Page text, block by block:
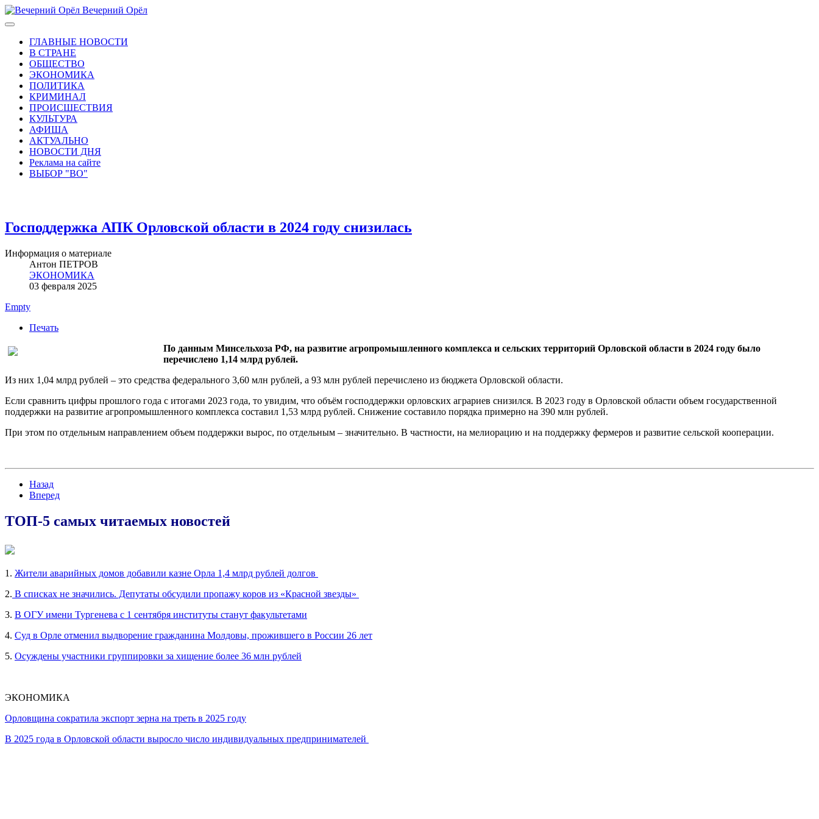
Вечерний Орёл
ГЛАВНЫЕ НОВОСТИ
В СТРАНЕ
ОБЩЕСТВО
ЭКОНОМИКА
ПОЛИТИКА
КРИМИНАЛ
ПРОИСШЕСТВИЯ
КУЛЬТУРА
АФИША
АКТУАЛЬНО
НОВОСТИ ДНЯ
Реклама на сайте
ВЫБОР "ВО"
Господдержка АПК Орловской области в 2024 году снизилась
Информация о материале
Антон ПЕТРОВ
ЭКОНОМИКА
03 февраля 2025
Empty
Печать
По данным Минсельхоза РФ, на развитие агропромышленного комплекса и сельских территорий Орловской области в 2024 году было
перечислено 1,14 млрд рублей.
Из них 1,04 млрд рублей – это средства федерального 3,60 млн рублей, а 93 млн рублей перечислено из бюджета Орловской области.
Если сравнить цифры прошлого года с итогами 2023 года, то увидим, что объём господдержки орловских аграриев снизился. В 2023 году в Орловской области объем государственной
поддержки на развитие агропромышленного комплекса составил 1,53 млрд рублей. Снижение составило порядка примерно на 390 млн рублей.
При этом по отдельным направлением объем поддержки вырос, по отдельным – значительно. В частности, на мелиорацию и на поддержку фермеров и развитие сельской кооперации.
Назад
Вперед
ТОП-5 самых читаемых новостей
1. Жители аварийных домов добавили казне Орла 1,4 млрд рублей долгов
2. В списках не значились. Депутаты обсудили пропажу коров из «Красной звезды»
3. В ОГУ имени Тургенева с 1 сентября институты станут факультетами
4. Суд в Орле отменил выдворение гражданина Молдовы, прожившего в России 26 лет
5. Осуждены участники группировки за хищение более 36 млн рублей
ЭКОНОМИКА
Орловщина сократила экспорт зерна на треть в 2025 году
В 2025 года в Орловской области выросло число индивидуальных предпринимателей